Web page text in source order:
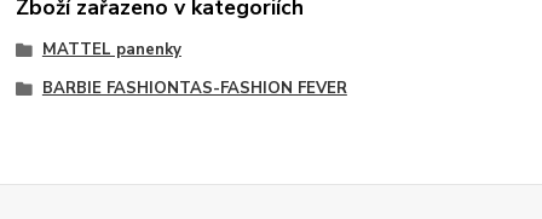
Zboží zařazeno v kategoriích
MATTEL panenky
BARBIE FASHIONTAS-FASHION FEVER